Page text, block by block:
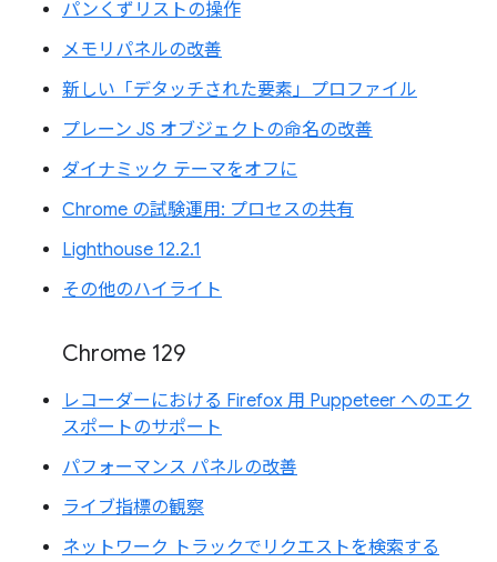
パンくずリストの操作
メモリパネルの改善
新しい「デタッチされた要素」プロファイル
プレーン JS オブジェクトの命名の改善
ダイナミック テーマをオフに
Chrome の試験運用: プロセスの共有
Lighthouse 12.2.1
その他のハイライト
Chrome 129
レコーダーにおける Firefox 用 Puppeteer へのエク
スポートのサポート
パフォーマンス パネルの改善
ライブ指標の観察
ネットワーク トラックでリクエストを検索する